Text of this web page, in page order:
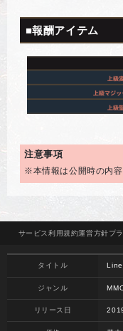
■報酬アイテム
注意事項
※本情報は公開時の内容
サービス 利用規約運営方針プ
タイトル
ジャンル
リリース日